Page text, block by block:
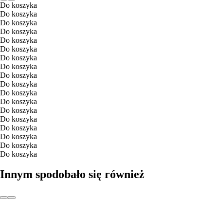
Do koszyka
Do koszyka
Do koszyka
Do koszyka
Do koszyka
Do koszyka
Do koszyka
Do koszyka
Do koszyka
Do koszyka
Do koszyka
Do koszyka
Do koszyka
Do koszyka
Do koszyka
Do koszyka
Do koszyka
Do koszyka
Innym spodobało się również